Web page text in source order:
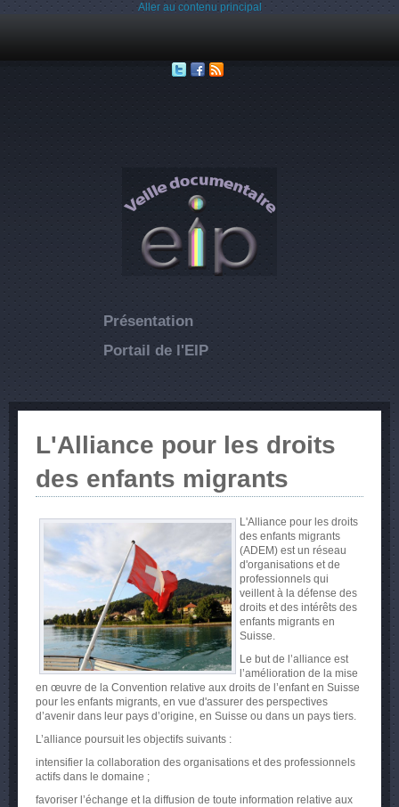
Aller au contenu principal
Présentation
Portail de l'EIP
L'Alliance pour les droits
des enfants migrants
L'Alliance pour les droits
des enfants migrants
(ADEM) est un réseau
d'organisations et de
professionnels qui
veillent à la défense des
droits et des intérêts des
enfants migrants en
Suisse.
Le but de l’alliance est
l’amélioration de la mise
en œuvre de la Convention relative aux droits de l’enfanten Suisse
pour les enfants migrants, en vue d'assurer des perspectives
d’avenir dans leur pays d’origine, en Suisse ou dans un pays tiers.
L’alliance poursuit les objectifs suivants :
intensifier la collaboration des organisations et des professionnels
actifs dans le domaine ;
favoriser l’échange et la diffusion de toute information relative aux